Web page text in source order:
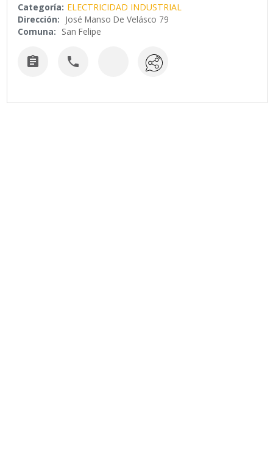
Categoría: ELECTRICIDAD INDUSTRIAL
Dirección: José Manso De Velásco 79
Comuna: San Felipe
 